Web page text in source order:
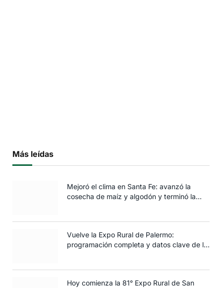
Más leídas
Mejoró el clima en Santa Fe: avanzó la
cosecha de maíz y algodón y terminó la
Vuelve la Expo Rural de Palermo:
programación completa y datos clave de la
Hoy comienza la 81° Expo Rural de San